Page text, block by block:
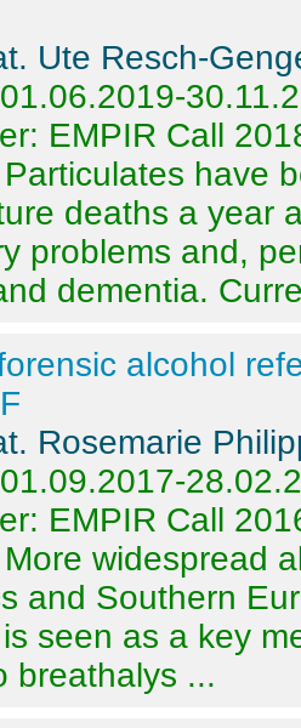
Ute Resch-
EMPIR Call
Particulates have
deaths a year
problems and,
dementia.
alcohol
Rosemarie
EMPIR Call
More widespread
and Southern
seen as a key
breathalys ...